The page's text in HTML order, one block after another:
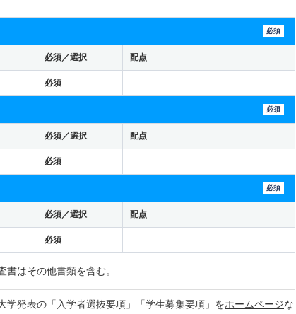
必須
必須／選択 配点
必須
必須
必須／選択 配点
必須
必須
必須／選択 配点
必須
はその他書類を含む。
発表の「入学者選抜要項」「学生募集要項」をホームページな